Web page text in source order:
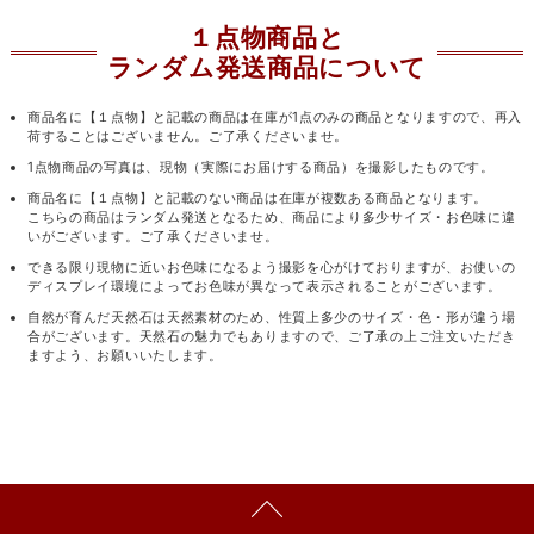
１点物商品と
ランダム発送商品について
商品名に【１点物】と記載の商品は在庫が1点のみの商品となりますので、再入
荷することはございません。ご了承くださいませ。
1点物商品の写真は、現物（実際にお届けする商品）を撮影したものです。
商品名に【１点物】と記載のない商品は在庫が複数ある商品となります。
こちらの商品はランダム発送となるため、商品により多少サイズ・お色味に違
いがございます。ご了承くださいませ。
できる限り現物に近いお色味になるよう撮影を心がけておりますが、お使いの
ディスプレイ環境によってお色味が異なって表示されることがございます。
自然が育んだ天然石は天然素材のため、性質上多少のサイズ・色・形が違う場
合がございます。天然石の魅力でもありますので、ご了承の上ご注文いただき
ますよう、お願いいたします。